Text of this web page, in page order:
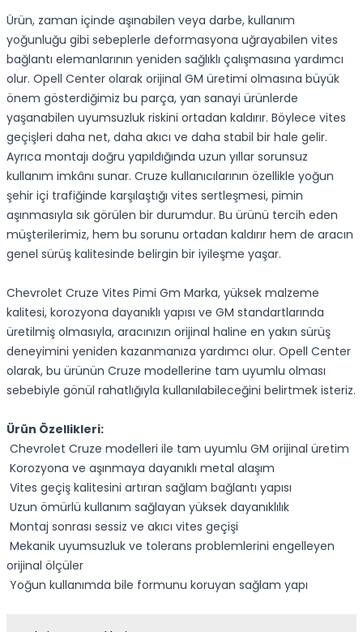
Ürün, zaman içinde aşınabilen veya darbe, kullanım
yoğunluğu gibi sebeplerle deformasyona uğrayabilen vites
bağlantı elemanlarının yeniden sağlıklı çalışmasına yardımcı
olur. Opell Center olarak orijinal GM üretimi olmasına büyük
önem gösterdiğimiz bu parça, yan sanayi ürünlerde
yaşanabilen uyumsuzluk riskini ortadan kaldırır. Böylece vites
geçişleri daha net, daha akıcı ve daha stabil bir hale gelir.
Ayrıca montajı doğru yapıldığında uzun yıllar sorunsuz
kullanım imkânı sunar. Cruze kullanıcılarının özellikle yoğun
şehir içi trafiğinde karşılaştığı vites sertleşmesi, pimin
aşınmasıyla sık görülen bir durumdur. Bu ürünü tercih eden
müşterilerimiz, hem bu sorunu ortadan kaldırır hem de aracın
genel sürüş kalitesinde belirgin bir iyileşme yaşar.
Chevrolet Cruze Vites Pimi Gm Marka, yüksek malzeme
kalitesi, korozyona dayanıklı yapısı ve GM standartlarında
üretilmiş olmasıyla, aracınızın orijinal haline en yakın sürüş
deneyimini yeniden kazanmanıza yardımcı olur. Opell Center
olarak, bu ürünün Cruze modellerine tam uyumlu olması
sebebiyle gönül rahatlığıyla kullanılabileceğini belirtmek isteriz.
Ürün Özellikleri:
Chevrolet Cruze modelleri ile tam uyumlu GM orijinal üretim
Korozyona ve aşınmaya dayanıklı metal alaşım
Vites geçiş kalitesini artıran sağlam bağlantı yapısı
Uzun ömürlü kullanım sağlayan yüksek dayanıklılık
Montaj sonrası sessiz ve akıcı vites geçişi
Mekanik uyumsuzluk ve tolerans problemlerini engelleyen
orijinal ölçüler
Yoğun kullanımda bile formunu koruyan sağlam yapı